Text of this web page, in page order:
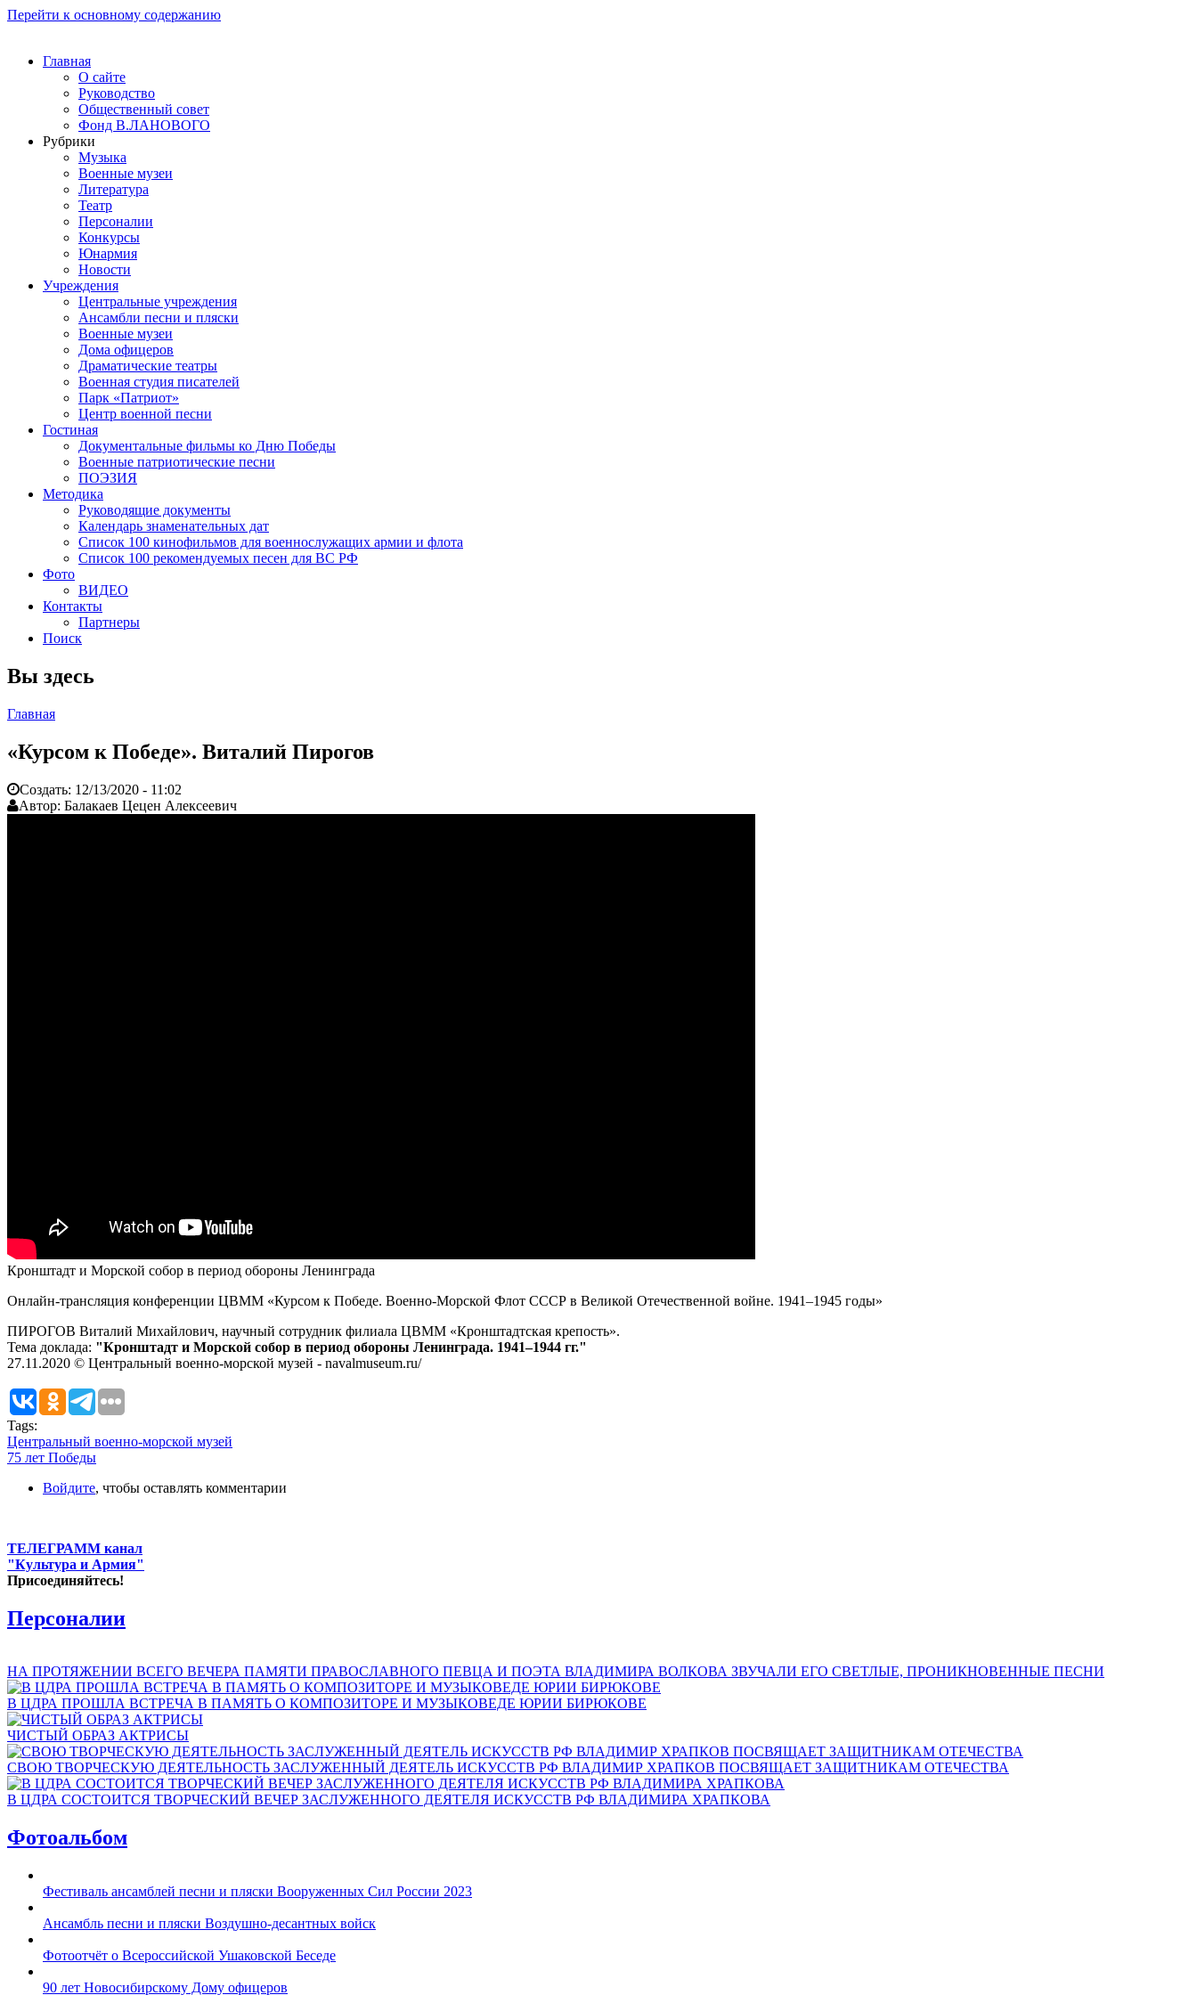
Перейти к основному содержанию
Главная
О сайте
Руководство
Общественный совет
Фонд В.ЛАНОВОГО
Рубрики
Музыка
Военные музеи
Литература
Театр
Персоналии
Конкурсы
Юнармия
Новости
Учреждения
Центральные учреждения
Ансамбли песни и пляски
Военные музеи
Дома офицеров
Драматические театры
Военная студия писателей
Парк «Патриот»
Центр военной песни
Гостиная
Документальные фильмы ко Дню Победы
Военные патриотические песни
ПОЭЗИЯ
Методика
Руководящие документы
Календарь знаменательных дат
Список 100 кинофильмов для военнослужащих армии и флота
Список 100 рекомендуемых песен для ВС РФ
Фото
ВИДЕО
Контакты
Партнеры
Поиск
Вы здесь
Главная
«Курсом к Победе». Виталий Пирогов
Создать: 12/13/2020 - 11:02
Автор: Балакаев Цецен Алексеевич
Кронштадт и Морской собор в период обороны Ленинграда
Онлайн-трансляция конференции ЦВММ «Курсом к Победе. Военно-Морской Флот СССР в Великой Отечественной войне. 1941–1945 годы»
ПИРОГОВ Виталий Михайлович, научный сотрудник филиала ЦВММ «Кронштадтская крепость».
Тема доклада: "Кронштадт и Морской собор в период обороны Ленинграда. 1941–1944 гг."
27.11.2020 © Центральный военно-морской музей - navalmuseum.ru/
Tags:
Центральный военно-морской музей
75 лет Победы
Войдите, чтобы оставлять комментарии
ТЕЛЕГРАММ канал
"Культура и Армия"
Присоединяйтесь!
Персоналии
НА ПРОТЯЖЕНИИ ВСЕГО ВЕЧЕРА ПАМЯТИ ПРАВОСЛАВНОГО ПЕВЦА И ПОЭТА ВЛАДИМИРА ВОЛКОВА ЗВУЧАЛИ ЕГО СВЕТЛЫЕ, ПРОНИКНОВЕННЫЕ ПЕСНИ
В ЦДРА ПРОШЛА ВСТРЕЧА В ПАМЯТЬ О КОМПОЗИТОРЕ И МУЗЫКОВЕДЕ ЮРИИ БИРЮКОВЕ
ЧИСТЫЙ ОБРАЗ АКТРИСЫ
СВОЮ ТВОРЧЕСКУЮ ДЕЯТЕЛЬНОСТЬ ЗАСЛУЖЕННЫЙ ДЕЯТЕЛЬ ИСКУССТВ РФ ВЛАДИМИР ХРАПКОВ ПОСВЯЩАЕТ ЗАЩИТНИКАМ ОТЕЧЕСТВА
В ЦДРА СОСТОИТСЯ ТВОРЧЕСКИЙ ВЕЧЕР ЗАСЛУЖЕННОГО ДЕЯТЕЛЯ ИСКУССТВ РФ ВЛАДИМИРА ХРАПКОВА
Фотоальбом
Фестиваль ансамблей песни и пляски Вооруженных Сил России 2023
Ансамбль песни и пляски Воздушно-десантных войск
Фотоотчёт о Всероссийской Ушаковской Беседе
90 лет Новосибирскому Дому офицеров